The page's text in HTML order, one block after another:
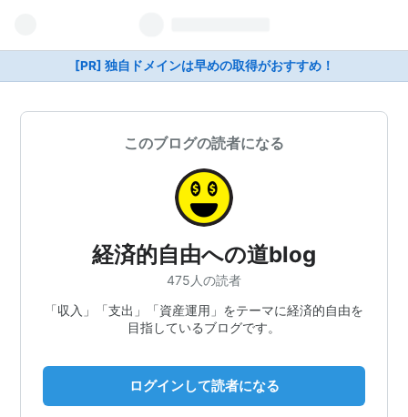
[PR] 独自ドメインは早めの取得がおすすめ！
このブログの読者になる
経済的自由への道blog
475人の読者
「収入」「支出」「資産運用」をテーマに経済的自由を
目指しているブログです。
ログインして読者になる